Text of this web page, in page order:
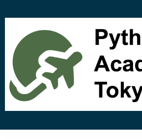
ン
ン
ツ
へ
キ
ッ
プ